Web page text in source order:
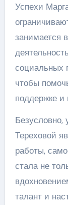
Успехи
занимается
социальных
чтобы
поддержке
Безусловно,
Тереховой
работы,
стала не
талант и